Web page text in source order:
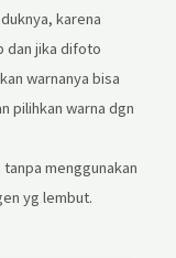
karena
dan jika difoto
warnanya bisa
pilihkan warna dgn
menggunakan
yg lembut.